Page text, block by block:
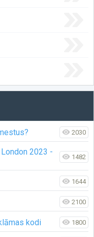
2030
2023 -
1482
1644
2100
kodi 1800